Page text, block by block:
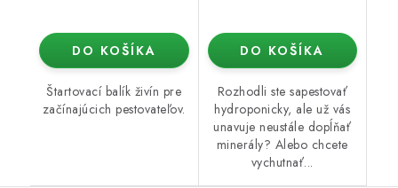
DO KOŠÍKA
Štartovací balík živín pre
začínajúcich pestovateľov.
DO KOŠÍKA
Rozhodli ste sapestovať
hydroponicky, ale už vás
unavuje neustále dopĺňať
minerály? Alebo chcete
vychutnať...